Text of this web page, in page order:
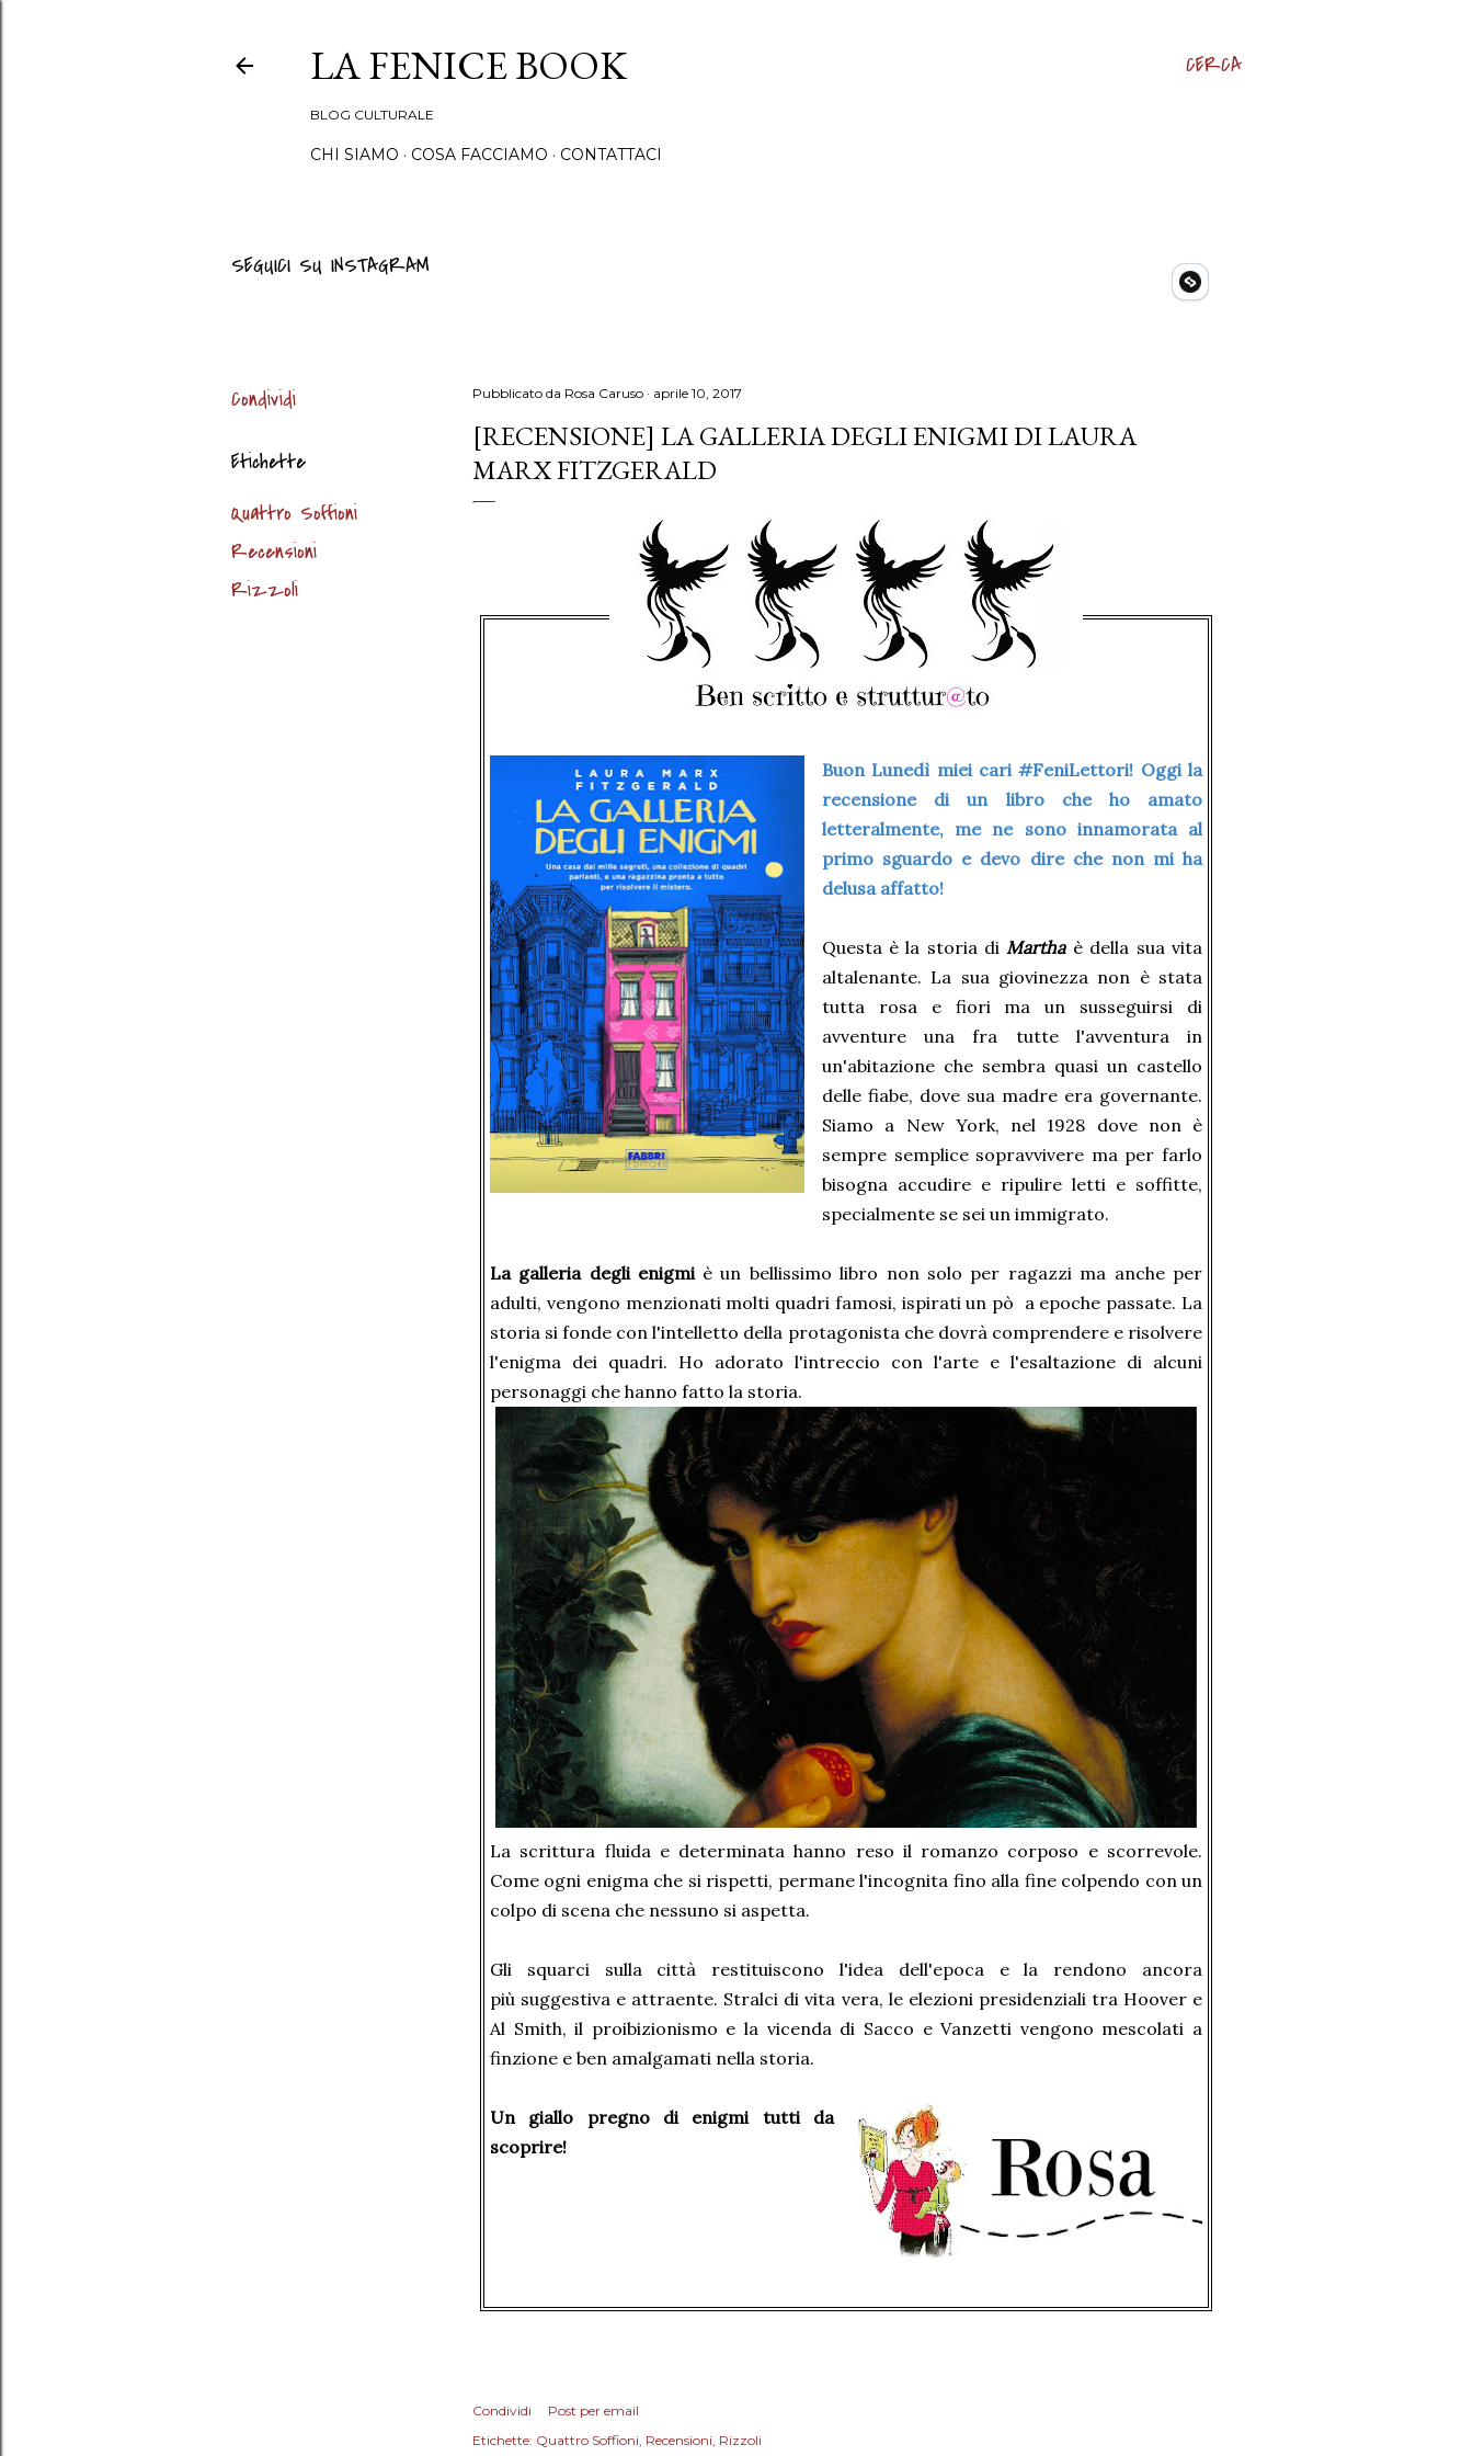
CERCA
LA FENICE BOOK
BLOG CULTURALE
CHI SIAMO COSA FACCIAMO CONTATTACI
SEGUICI SU INSTAGRAM
Condividi
Etichette
Quattro Soffioni
Recensioni
Rizzoli
Pubblicato da Rosa Caruso aprile 10, 2017
[RECENSIONE] LA GALLERIA DEGLI ENIGMI DI LAURA
MARX FITZGERALD
Buon Lunedì miei cari #FeniLettori! Oggi la
recensione di un libro che ho amato
letteralmente, me ne sono innamorata al
primo sguardo e devo dire che non mi ha
delusa affatto!
Questa è la storia di Marthaè della sua vita
altalenante. La sua giovinezza non è stata
tutta rosa e fiori ma un susseguirsi di
avventure una fra tutte l'avventura in
un'abitazione che sembra quasi un castello
delle fiabe, dove sua madre era governante.
Siamo a New York, nel 1928 dove non è
sempre semplice sopravvivere ma per farlo
bisogna accudire e ripulire letti e soffitte,
specialmente se sei un immigrato.
La galleria degli enigmi è un bellissimo libro non solo per ragazzi ma anche per
adulti, vengono menzionati molti quadri famosi, ispirati un pò a epoche passate. La
storia si fonde con l'intelletto della protagonista che dovrà comprendere e risolvere
l'enigma dei quadri. Ho adorato l'intreccio con l'arte e l'esaltazione di alcuni
personaggi che hanno fatto la storia.
La scrittura fluida e determinata hanno reso il romanzo corposo e scorrevole.
Come ogni enigma che si rispetti, permane l'incognita fino alla fine colpendo con un
colpo di scena che nessuno si aspetta.
Gli squarci sulla città restituiscono l'idea dell'epoca e la rendono ancora
più suggestiva e attraente. Stralci di vita vera, le elezioni presidenziali tra Hoover e
Al Smith, il proibizionismo e la vicenda di Sacco e Vanzetti vengono mescolati a
finzione e ben amalgamati nella storia.
Un giallo pregno di enigmi tutti da
scoprire!
Condividi
Post per email
Etichette: Quattro Soffioni Recensioni Rizzoli